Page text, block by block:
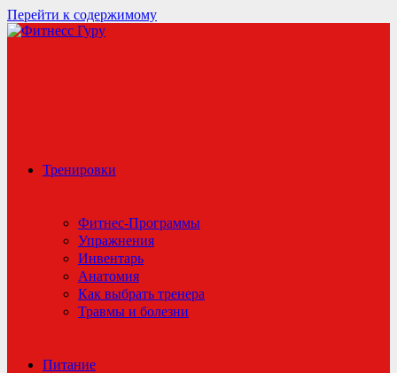
Перейти к содержимому
Тренировки
Фитнес-Программы
Упражнения
Инвентарь
Анатомия
Как выбрать тренера
Травмы и болезни
Питание